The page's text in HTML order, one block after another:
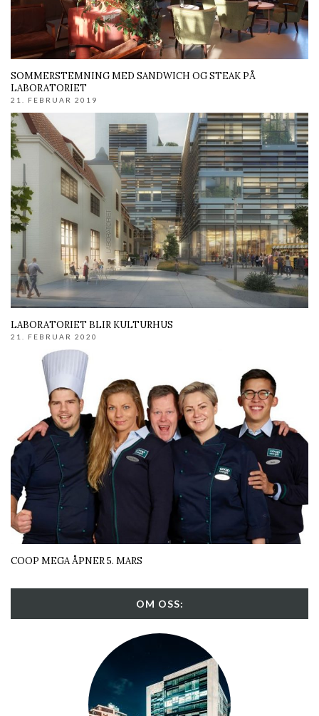
SOMMERSTEMNING MED SANDWICH OG STEAK PÅ
LABORATORIET
21. FEBRUAR 2019
LABORATORIET BLIR KULTURHUS
21. FEBRUAR 2020
COOP MEGA ÅPNER 5. MARS
OM OSS: